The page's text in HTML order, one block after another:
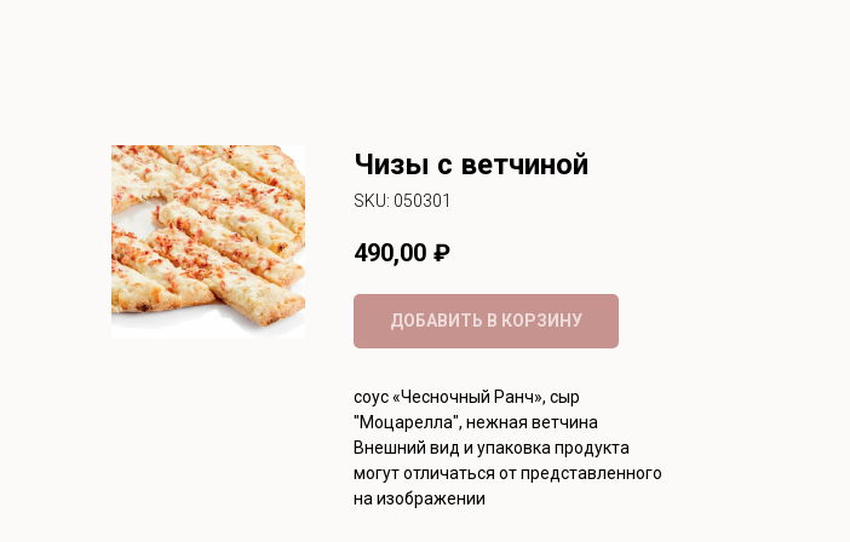
Чизы с ветчиной
SKU: 050301
490,00 ₽
ДОБАВИТЬ В КОРЗИНУ
соус «Чесночный Ранч», сыр
"Моцарелла", нежная ветчина
Внешний вид и упаковка продукта
могут отличаться от представленного
на изображении